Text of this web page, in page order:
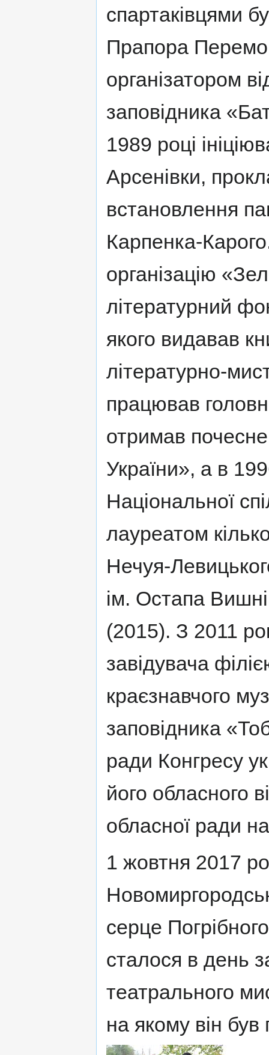
спартаківцями
Прапора
організатором
заповідника
1989 році
Арсенівки,
встановлення
Карпенка-
організацію
літературний
якого видавав
літературно-
працював
отримав
України», а в
Національної
лауреатом
Нечуя-
ім. Остапа
(2015). З 2011
завідувача
краєзнавчого
заповідника
ради Конгресу
його обласного
обласної ради
1 жовтня 2017
серце
сталося в день
театрального
на якому він був